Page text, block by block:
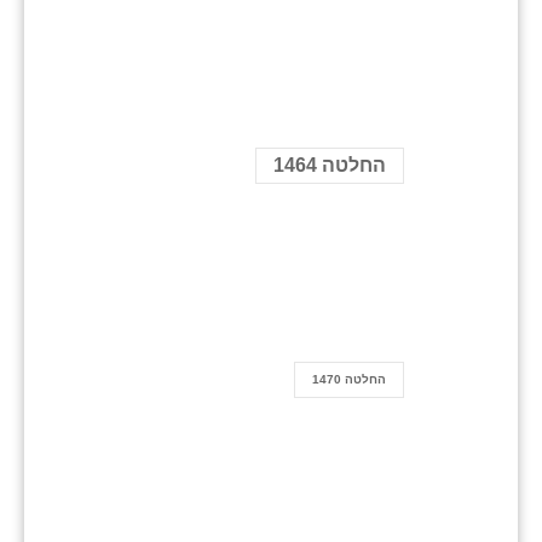
החלטה 1464
החלטה 1470